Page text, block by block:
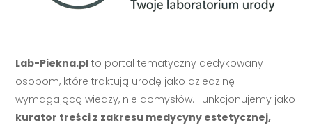
Lab-Piekna.pl to portal tematyczny dedykowany
osobom, które traktują urodę jako dziedzinę
wymagającą wiedzy, nie domysłów. Funkcjonujemy jako
kurator treści z zakresu medycyny estetycznej,